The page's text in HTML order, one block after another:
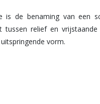
is de benaming van een
vorm.